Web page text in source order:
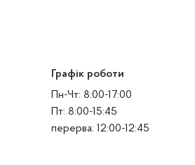
Графік роботи
Пн-Чт: 8:00-17:00
Пт: 8:00-15:45
перерва: 12:00-12:45